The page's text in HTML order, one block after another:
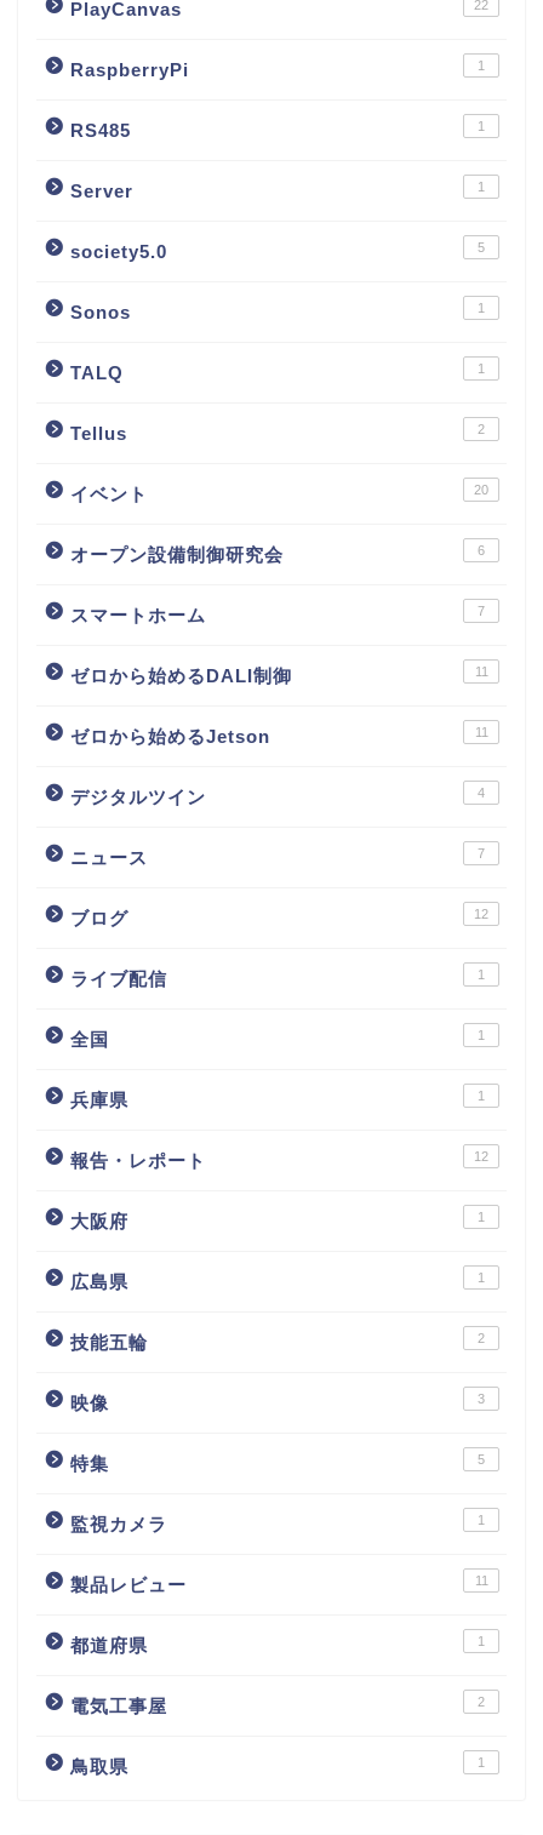
PlayCanvas 22
RaspberryPi 1
RS485 1
Server 1
society5.0 5
Sonos 1
TALQ 1
Tellus 2
イベント 20
オープン設備制御研究会 6
スマートホーム 7
ゼロから始めるDALI制御 11
ゼロから始めるJetson 11
デジタルツイン 4
ニュース 7
ブログ 12
ライブ配信 1
全国 1
兵庫県 1
報告・レポート 12
大阪府 1
広島県 1
技能五輪 2
映像 3
特集 5
監視カメラ 1
製品レビュー 11
都道府県 1
電気工事屋 2
鳥取県 1